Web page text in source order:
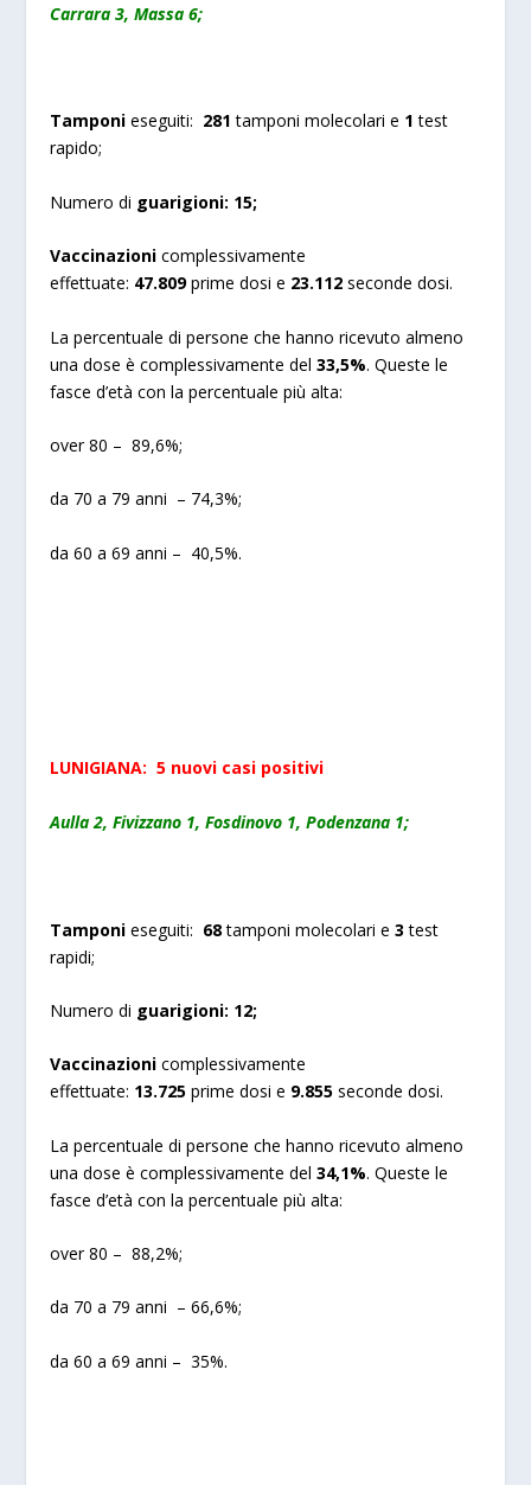
Carrara 3, Massa 6;
Tamponi eseguiti: 281tamponi molecolari e 1test
rapido;
Numero di guarigioni: 15;
Vaccinazioni complessivamente
effettuate: 47.809prime dosi e 23.112seconde dosi.
La percentuale di persone che hanno ricevuto almeno
una dose è complessivamente del33,5%. Queste le
fasce d’età con la percentuale più alta:
over 80 – 89,6%;
da 70 a 79 anni – 74,3%;
da 60 a 69 anni – 40,5%.
LUNIGIANA: 5 nuovi casi positivi
Aulla 2, Fivizzano 1, Fosdinovo 1, Podenzana 1;
Tamponi eseguiti: 68tamponi molecolari e 3test
rapidi;
Numero di guarigioni: 12;
Vaccinazioni complessivamente
effettuate: 13.725prime dosi e 9.855seconde dosi.
La percentuale di persone che hanno ricevuto almeno
una dose è complessivamente del34,1%. Queste le
fasce d’età con la percentuale più alta:
over 80 – 88,2%;
da 70 a 79 anni – 66,6%;
da 60 a 69 anni – 35%.